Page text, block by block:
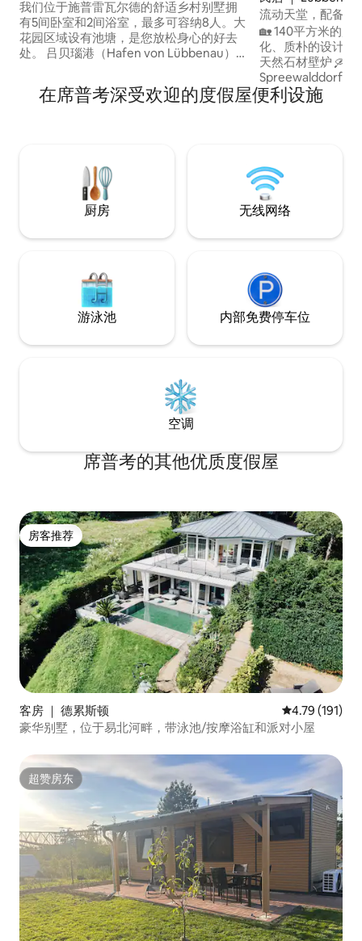
别墅
我们位于施普雷瓦尔德的舒适乡村别墅拥
有5间卧室和2间浴室，最多可容纳8人。大
花园区域设有池塘，是您放松身心的好去
处。 吕贝瑙港（Hafen von Lübbenau）
Lübben）也在13公里以内。对于热爱水上
活动的人来说，骑自行车只需12分钟即可
流动天堂，配备私
🏡 140平方米的起
化、质朴的设计
天然石材壁炉 🛶
Spreewalddorf的
静位置 ✨ 非常适
和行家入住 在我们田园诗般的度假屋中享
加，需额外收费。
在席普考深受欢迎的度假屋便利设施
厨房 无线网络
游泳池 内部免费停车位
空调
席普考的其他优质度假屋
房客推荐
房客推荐
客房 ｜ 德累斯顿 平均评分 4.79
4.79 (191)
豪华别墅，位于易北河畔，带泳池/按摩浴缸和派对小屋
超赞房东
超赞房东